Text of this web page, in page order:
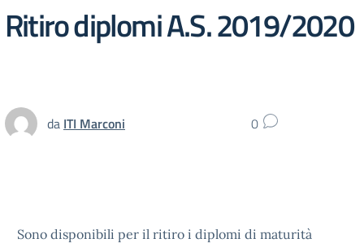
Ritiro diplomi A.S. 2019/2020
da ITI Marconi 0
Sono disponibili per il ritiro i diplomi di maturità